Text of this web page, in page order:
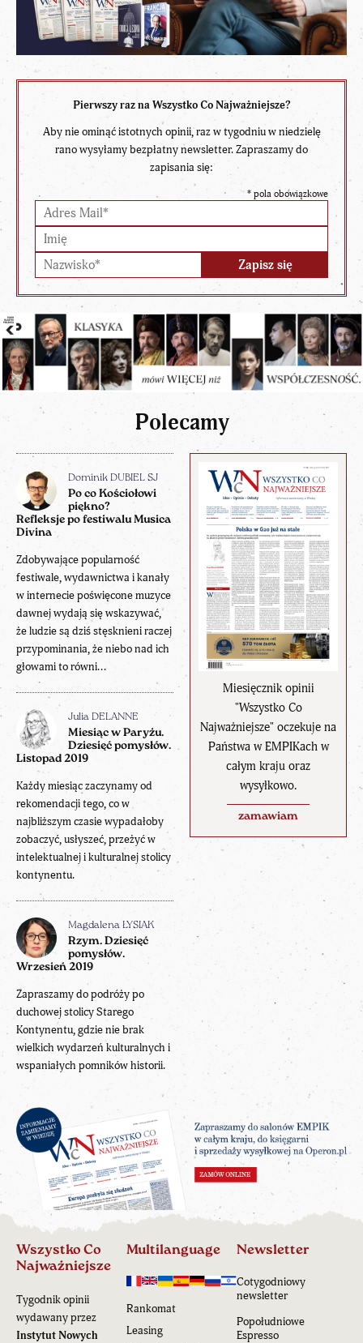
Pierwszy raz na Wszystko Co Najważniejsze?
Aby nie ominąć istotnych opinii, raz w tygodniu w niedzielę
rano wysyłamy bezpłatny newsletter. Zapraszamy do
zapisania się:
* pola obowiązkowe
Polecamy
Miesięcznik opinii
"Wszystko Co
Najważniejsze" oczekuje na
Państwa w EMPIKach w
całym kraju oraz
wysyłkowo.
zamawiam
Dominik DUBIEL SJ
Po co Kościołowi
piękno?
Refleksje po festiwalu Musica
Divina
Zdobywające popularność
festiwale, wydawnictwa i kanały
w internecie poświęcone muzyce
dawnej wydają się wskazywać,
że ludzie są dziś stęsknieni raczej
przypominania, że niebo nad ich
głowami to równi...
Julia DELANNE
Miesiąc w Paryżu.
Dziesięć pomysłów.
Listopad 2019
Każdy miesiąc zaczynamy od
rekomendacji tego, co w
najbliższym czasie wypadałoby
zobaczyć, usłyszeć, przeżyć w
intelektualnej i kulturalnej stolicy
kontynentu.
Magdalena ŁYSIAK
Rzym. Dziesięć
pomysłów.
Wrzesień 2019
Zapraszamy do podróży po
duchowej stolicy Starego
Kontynentu, gdzie nie brak
wielkich wydarzeń kulturalnych i
wspaniałych pomników historii.
Wszystko Co
Najważniejsze
Tygodnik opinii
wydawany przez
Instytut Nowych
Multilanguage
Rankomat
Leasing
Newsletter
Cotygodniowy
newsletter
Popołudniowe
Espresso